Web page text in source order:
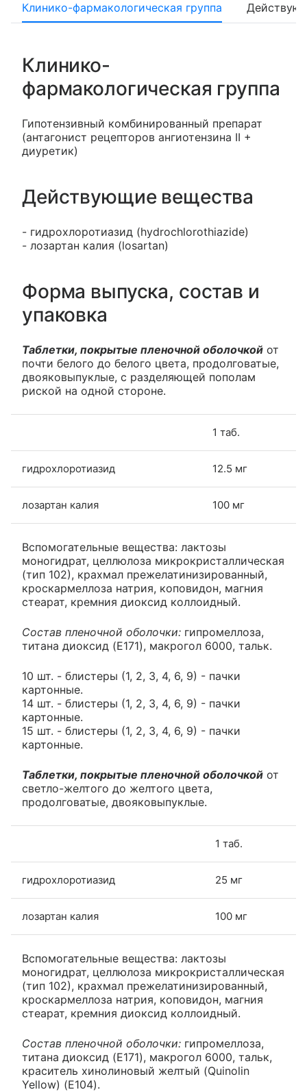
Клинико-фармакологическая группа
Клинико-
фармакологическая группа
Гипотензивный комбинированный препарат
(антагонист рецепторов ангиотензина II +
диуретик)
Действующие вещества
- гидрохлоротиазид (hydrochlorothiazide)
- лозартан калия (losartan)
Форма выпуска, состав и
упаковка
Таблетки, покрытые пленочной оболочкой от
почти белого до белого цвета, продолговатые,
двояковыпуклые, с разделяющей пополам
риской на одной стороне.
1 таб.
гидрохлоротиазид 12.5 мг
лозартан калия 100 мг
Вспомогательные вещества: лактозы
моногидрат, целлюлоза микрокристаллическая
(тип 102), крахмал прежелатинизированный,
кроскармеллоза натрия, коповидон, магния
стеарат, кремния диоксид коллоидный.
Состав пленочной оболочки: гипромеллоза,
титана диоксид (E171), макрогол 6000, тальк.
10 шт. - блистеры (1, 2, 3, 4, 6, 9) - пачки
картонные.
14 шт. - блистеры (1, 2, 3, 4, 6, 9) - пачки
картонные.
15 шт. - блистеры (1, 2, 3, 4, 6, 9) - пачки
картонные.
Таблетки, покрытые пленочной оболочкой от
светло-желтого до желтого цвета,
продолговатые, двояковыпуклые.
1 таб.
гидрохлоротиазид 25 мг
лозартан калия 100 мг
Вспомогательные вещества: лактозы
моногидрат, целлюлоза микрокристаллическая
(тип 102), крахмал прежелатинизированный,
кроскармеллоза натрия, коповидон, магния
стеарат, кремния диоксид коллоидный.
Состав пленочной оболочки: гипромеллоза,
титана диоксид (E171), макрогол 6000, тальк,
краситель хинолиновый желтый (Quinolin
Yellow) (E104).